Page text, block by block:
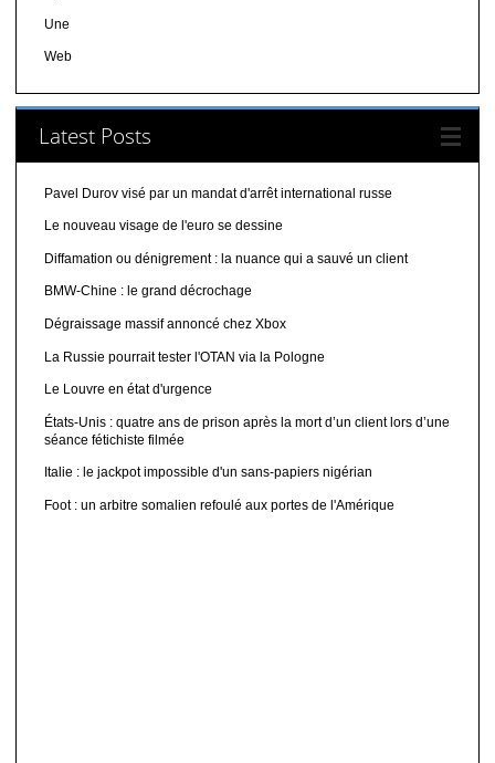
Une
Web
Latest Posts
Pavel Durov visé par un mandat d'arrêt international russe
Le nouveau visage de l'euro se dessine
Diffamation ou dénigrement : la nuance qui a sauvé un client
BMW-Chine : le grand décrochage
Dégraissage massif annoncé chez Xbox
La Russie pourrait tester l'OTAN via la Pologne
Le Louvre en état d'urgence
États-Unis : quatre ans de prison après la mort d’un client lors d’une
séance fétichiste filmée
Italie : le jackpot impossible d'un sans-papiers nigérian
Foot : un arbitre somalien refoulé aux portes de l'Amérique